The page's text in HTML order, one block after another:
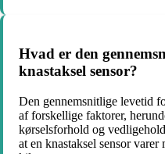
Hvad er den
knastaksel sensor?
Den gennemsnitlige levetid
af forskellige faktorer,
kørselsforhold og
at en knastaksel sensor